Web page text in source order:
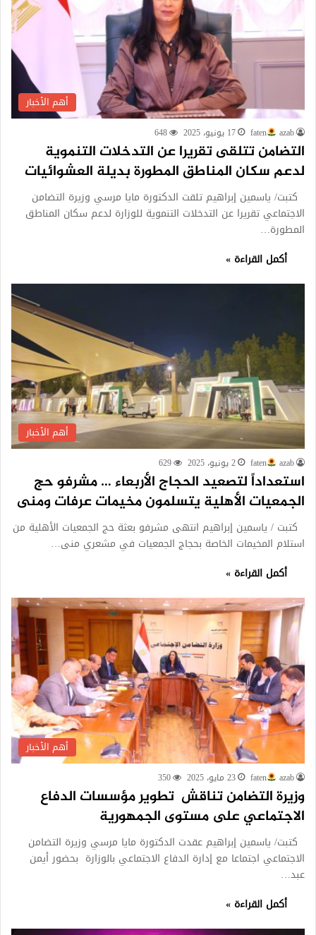
أهم الأخبار
faten azab 17 يونيو، 2025 648
التضامن تتلقى تقريرا عن التدخلات التنموية
لدعم سكان المناطق المطورة بديلة العشوائيات
كتبت/ ياسمين إبراهيم تلقت الدكتورة مايا مرسي وزيرة التضامن
الاجتماعي تقريرا عن التدخلات التنموية للوزارة لدعم سكان المناطق
المطورة…
أكمل القراءة »
أهم الأخبار
faten azab 2 يونيو، 2025 629
استعداداً لتصعيد الحجاج الأربعاء … مشرفو حج
الجمعيات الأهلية يتسلمون مخيمات عرفات ومنى
كتبت / ياسمين إبراهيم انتهى مشرفو بعثة حج الجمعيات الأهلية من
استلام المخيمات الخاصة بحجاج الجمعيات في مشعري منى…
أكمل القراءة »
أهم الأخبار
faten azab 23 مايو، 2025 350
وزيرة التضامن تناقش تطوير مؤسسات الدفاع
الاجتماعي على مستوى الجمهورية
كتبت/ ياسمين إبراهيم عقدت الدكتورة مايا مرسي وزيرة التضامن
الاجتماعي اجتماعا مع إدارة الدفاع الاجتماعي بالوزارة بحضور أيمن
عبد…
أكمل القراءة »